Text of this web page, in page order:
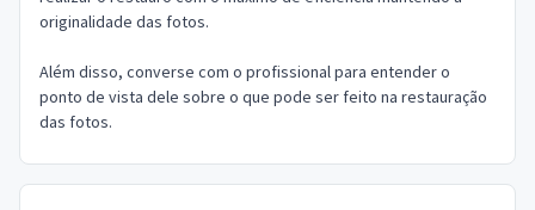
originalidade das fotos.
Além disso, converse com o profissional para entender o
ponto de vista dele sobre o que pode ser feito na restauração
das fotos.